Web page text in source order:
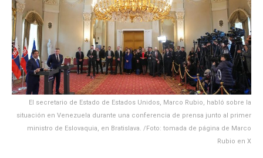
El secretario de Estado de Estados Unidos, Marco Rubio, habló sobre la
situación en Venezuela durante una conferencia de prensa junto al primer
ministro de Eslovaquia, en Bratislava. /Foto: tomada de página de Marco
Rubio en X